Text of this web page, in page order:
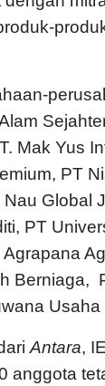
Mak Yus
PT
Global
PT
Berniaga,
Antara,
anggota